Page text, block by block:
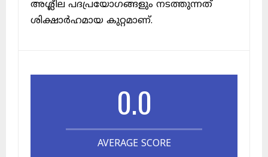
അശ്ലീല പദപ്രയോഗങ്ങളും നടത്തുന്നത്
ശിക്ഷാർഹമായ കുറ്റമാണ്.
0.0
AVERAGE SCORE